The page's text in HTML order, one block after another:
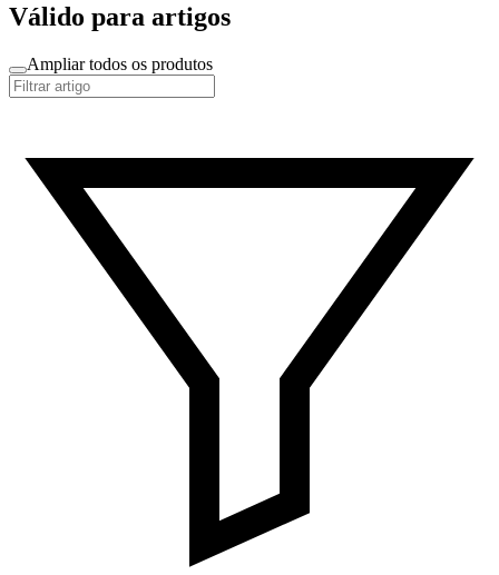
Válido para artigos
Ampliar todos os produtos